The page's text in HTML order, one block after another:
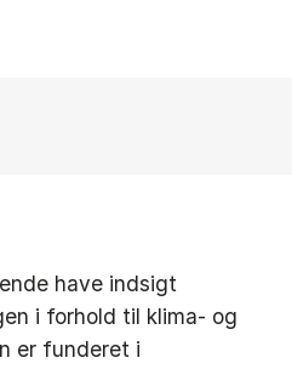
have indsigt
i forhold til klima- og
er funderet i